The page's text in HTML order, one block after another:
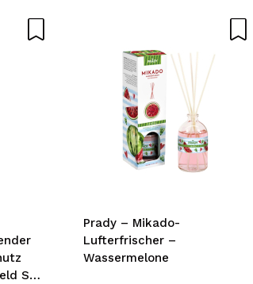
Sun
Prady – Mikado-
Lufterfrischer –
Wassermelone